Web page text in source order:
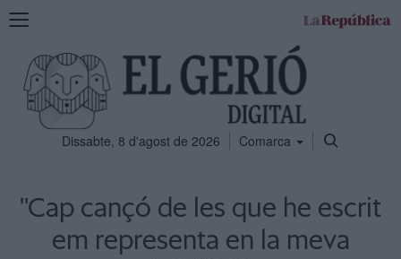
Mostra
navegació
Dissabte, 8 d'agost de 2026 Comarca
''Cap cançó de les que he escrit
em representa en la meva